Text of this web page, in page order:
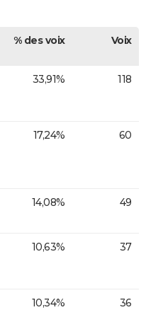
% des voix Voix
33,91% 118
17,24% 60
14,08% 49
10,63% 37
10,34% 36